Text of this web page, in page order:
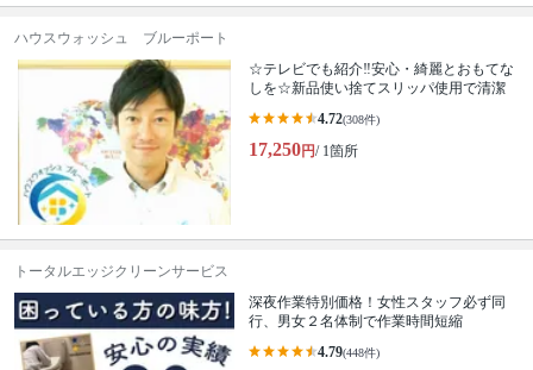
ハウスウォッシュ ブルーポート
☆テレビでも紹介‼安心・綺麗とおもてな
しを☆新品使い捨てスリッパ使用で清潔
4.72(308件)
17,250円/ 1箇所
トータルエッジクリーンサービス
深夜作業特別価格！女性スタッフ必ず同
行、男女２名体制で作業時間短縮
4.79(448件)